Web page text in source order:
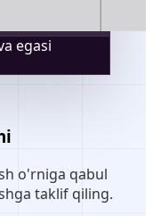
egasi
o'rniga qabul
taklif qiling.